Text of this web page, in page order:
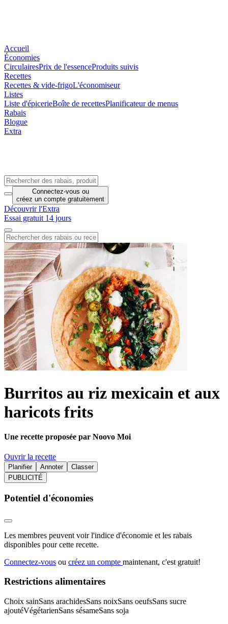
Accueil
Économies
CirculairesPrix de l'essenceProduits suivis
Recettes
Recettes & vide-frigoL'économiseur
Listes
Liste d'épicerieBoîte de recettesPlanificateur de menus
Rabais
Blogue
Extra
Connectez-vous ou
créez un compte gratuitement
Découvrir l'Extra
Essai gratuit 14 jours
Burritos au riz mexicain et aux
haricots frits
Une recette proposée par Noovo Moi
Ouvrir la recette
Planifier Annoter
Classer
PUBLICITÉ
Potentiel d'économies
Les membres peuvent voir l'indice d'économie et les rabais
disponibles pour cette recette.
Connectez-vous ou créez un compte maintenant, c'est gratuit!
Restrictions alimentaires
Choix sainSans arachidesSans noixSans oeufsSans sucre
ajoutéVégétarienSans sésameSans soja